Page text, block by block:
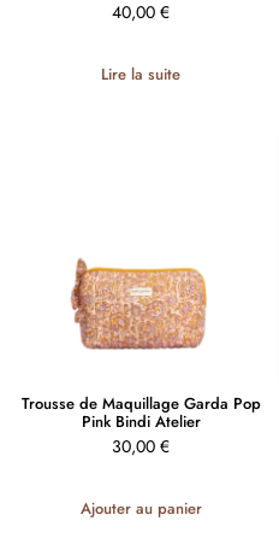
40,00 €
Lire la suite
Trousse de Maquillage Garda Pop
Pink Bindi Atelier
30,00 €
Ajouter au panier